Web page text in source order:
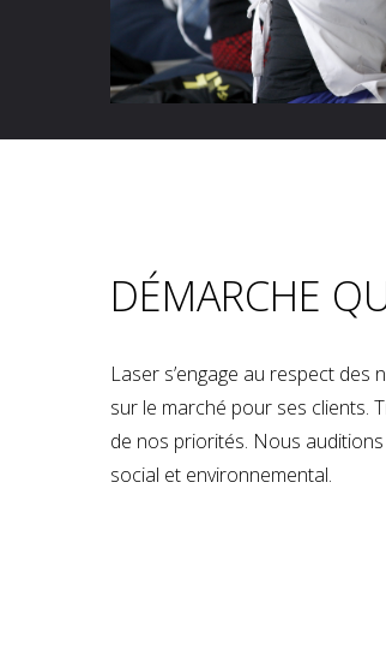
DÉMARCHE
Laser s’engage au respect des
sur le marché pour ses clients.
de nos priorités. Nous
social et environnemental.